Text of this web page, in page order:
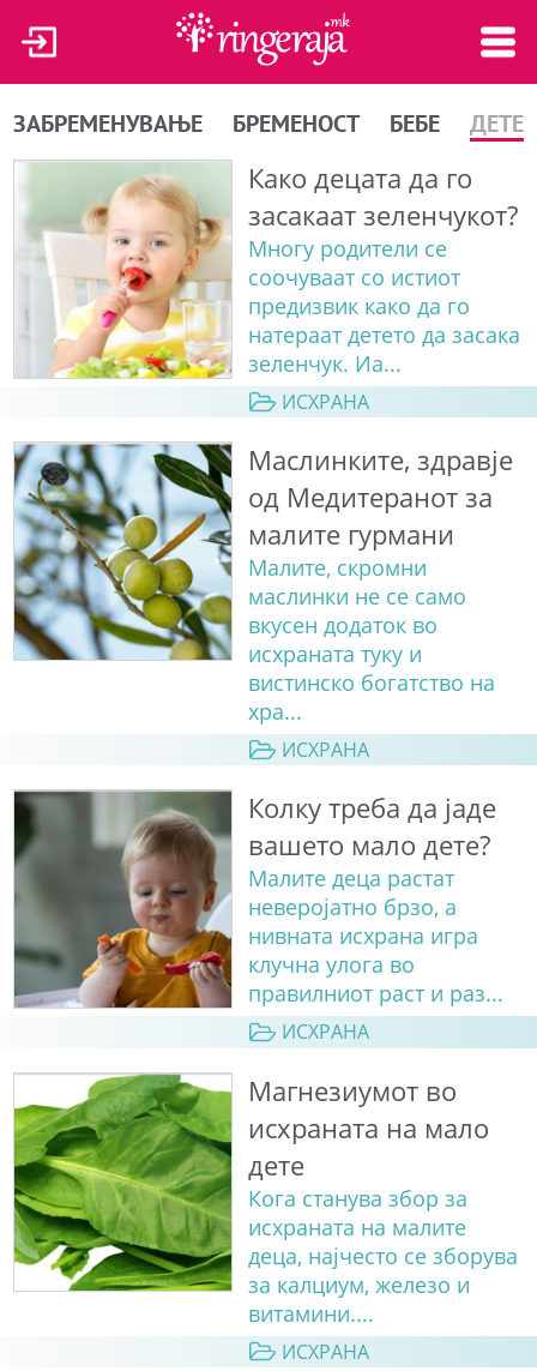
ЗАБРЕМЕНУВАЊЕ БРЕМЕНОСТ БЕБЕ ДЕТЕ
Како децата да го
засакаат зеленчукот?
Многу родители се
соочуваат со истиот
предизвик како да го
натераат детето да засака
зеленчук. Иа...
ИСХРАНА
Маслинките, здравjе
од Медитеранот за
малите гурмани
Малите, скромни
маслинки не се само
вкусен додаток во
исхраната туку и
вистинско богатство на
хра...
ИСХРАНА
Колку треба да јаде
вашето мало дете?
Малите деца растат
неверојатно брзо, а
нивната исхрана игра
клучна улога во
правилниот раст и раз...
ИСХРАНА
Магнезиумот во
исхраната на мало
дете
Кога станува збор за
исхраната на малите
деца, најчесто се зборува
за калциум, железо и
витамини....
ИСХРАНА